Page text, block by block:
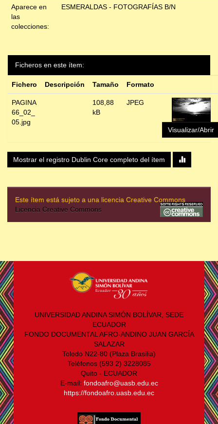
Aparece en
las
colecciones:
ESMERALDAS - FOTOGRAFÍAS B/N
Ficheros en este ítem:
Fichero Descripción Tamaño Formato
PAGINA
66_02_
05.jpg
108,88
kB
JPEG
Visualizar/Abrir
Mostrar el registro Dublin Core completo del ítem
Este ítem está sujeto a una licencia Creative Commons
Licencia Creative Commons
UNIVERSIDAD ANDINA SIMÓN BOLÍVAR, SEDE
ECUADOR
FONDO DOCUMENTAL AFRO-ANDINO JUAN GARCÍA
SALAZAR
Toledo N22-80 (Plaza Brasilia)
Teléfonos (593 2) 3228085
Quito - ECUADOR
E-mail: fondoafro@uasb.edu.ec
https://fondoafro.uasb.edu.ec